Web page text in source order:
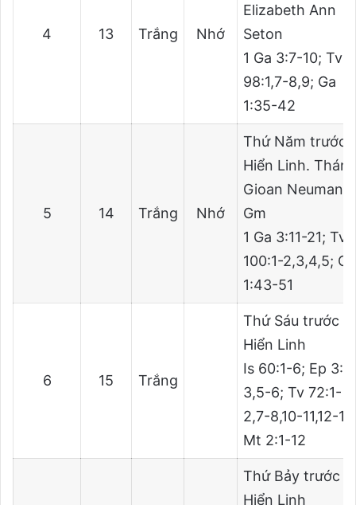
4 13 Trắng Nhớ
Elizabeth Ann
Seton
1 Ga 3:7-10; Tv
98:1,7-8,9; Ga
1:35-42
5 14 Trắng Nhớ
Thứ Năm trước
Hiển Linh.
Gioan Neumann,
Gm
1 Ga 3:11-21; Tv
100:1-2,3,4,5; Ga
1:43-51
6 15 Trắng
Thứ Sáu trước
Hiển Linh
Is 60:1-6; Ep
3,5-6; Tv 72:1-
2,7-8,10-11,12-
Mt 2:1-12
Thứ Bảy trước
Hiển Linh